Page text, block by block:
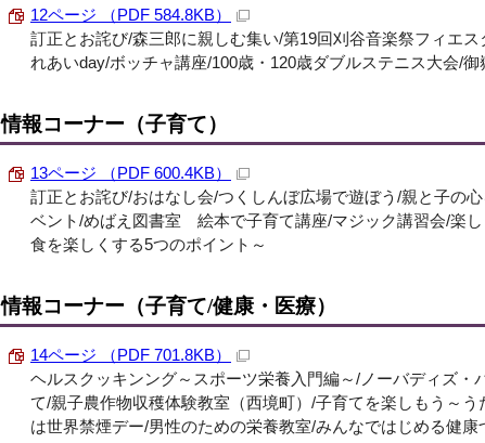
12ページ （PDF 584.8KB）
訂正とお詫び/森三郎に親しむ集い/第19回刈谷音楽祭フィエ
れあいday/ボッチャ講座/100歳・120歳ダブルステニス大会/
情報コーナー（子育て）
13ページ （PDF 600.4KB）
訂正とお詫び/おはなし会/つくしんぼ広場で遊ぼう/親と子の
ベント/めばえ図書室 絵本で子育て講座/マジック講習会/楽
食を楽しくする5つのポイント～
情報コーナー（子育て/健康・医療）
14ページ （PDF 701.8KB）
ヘルスクッキンング～スポーツ栄養入門編～/ノーバディズ・
て/親子農作物収穫体験教室（西境町）/子育てを楽しもう～
は世界禁煙デー/男性のための栄養教室/みんなではじめる健康